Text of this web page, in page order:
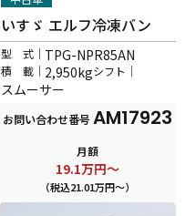
いすゞ エルフ冷凍バン
型 式｜ TPG-NPR85AN
積 載｜ 2,950kgシフト｜
スムーサー
お問い合わせ番号 AM17923
月額
19.1万円～
（税込21.01万円～）